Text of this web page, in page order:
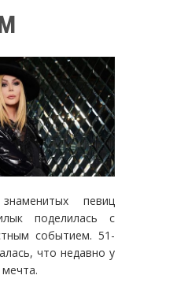
певиц
поделилась с
событием. 51-
что недавно у